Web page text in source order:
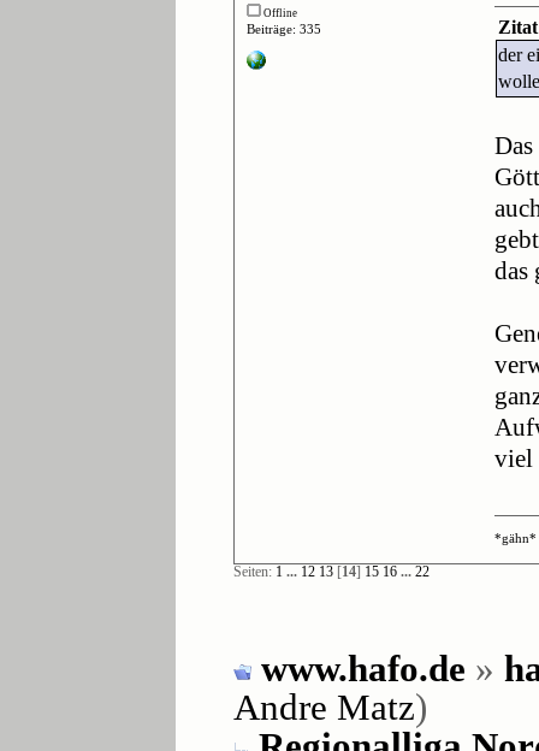
Offline
Beiträge: 335
der
das
viel
*gähn*
Seiten: 1 ... 12 13[ 14] 15 16 ... 22
www.hafo.de »
Andre Matz)